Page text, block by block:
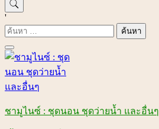
'
ค้นหา
สำหรับ:
ชามูไนซ์ : ชุดนอน ชุดว่ายน้ำ และอื่นๆ